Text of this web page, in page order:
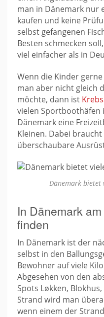
man in Dänemark nur
kaufen und keine
selbst gefangenen
Besten schmecken
viel einfacher als in
Wenn die Kinder
man aber nicht gleich
möchte, dann ist
vielen Sportboothäfen
Dänemark eine
Kleinen. Dabei
überschaubare
Dänemark bietet
In Dänemark
finden
In Dänemark ist der
selbst in den
Bewohner auf viele
Abgesehen von den
Spots Løkken,
Strand wird man
wenn einem der